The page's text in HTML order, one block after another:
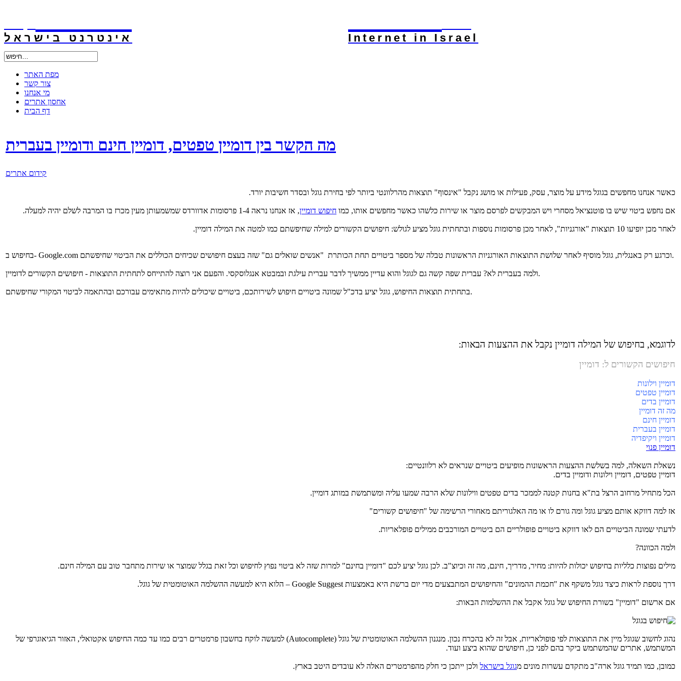
אינטרנט בישראל Internet in Israel
מפת האתר
צור קשר
מי אנחנו
אחסון אתרים
דף הבית
מה הקשר בין דומיין טפטים, דומיין חינם ודומיין בעברית
קידום אתרים
כאשר אנחנו מחפשים בגוגל מידע על מוצר, עסק, פעילות או מושג נקבל "אינסוף" תוצאות מהרלוונטי ביותר לפי בחירת גוגל ובסדר חשיבות יורד.
אם נחפש ביטוי שיש בו פוטנציאל מסחרי ויש המבקשים לפרסם מוצר או שירות כלשהו כאשר מחפשים אותו, כמו חיפוש דומיין, אז אנחנו נראה 1-4 פרסומות אדוורדס שמשמעותן מעין מכרז בו המרבה לשלם יהיה למעלה.
לאחר מכן יופיעו 10 תוצאות "אורגניות", לאחר מכן פרסומות נוספות ובתחתית גוגל מציע לגולש: חיפושים הקשורים למילה שחיפשתם כמו למטה את המילה דומיין.
בחיפוש ב- Google.com וכרגע רק באנגלית, גוגל מוסיף לאחר שלושת התוצאות האורגניות הראשונות טבלה של מספר ביטויים תחת הכותרת "אנשים שואלים גם" שזה בעצם חיפושים שכיחים הכוללים את הביטוי שחיפשתם.
ולמה בעברית לא? עברית שפה קשה גם לגוגל והוא עדיין ממשיך לדבר עברית עילגת ובמבטא אנגלוסקסי. והפעם אני רוצה להתייחס לתחתית התוצאות - חיפושים הקשורים לדומיין.
בתחתית תוצאות החיפוש, גוגל יציע בדכ"ל שמונה ביטויים חיפוש לשירותכם, ביטויים שיכולים להיות מתאימים עבורכם ובהתאמה לביטוי המקורי שחיפשתם.
לדוגמא, בחיפוש של המילה דומיין נקבל את ההצעות הבאות:
חיפושים הקשורים ל: דומיין
דומיין וילונות
דומיין טפטים
דומיין בדים
מה זה דומיין
דומיין חינם
דומיין בעברית
דומיין ויקיפדיה
דומיין פנוי
נשאלת השאלה, למה בשלשת ההצעות הראשונות מופיעים ביטויים שנראים לא רלוונטיים:
דומיין טפטים, דומיין וילונות ודומיין בדים.
הכל מתחיל מרחוב הרצל בת"א בחנות קטנה לממכר בדים טפטים ווילונות שלא הרבה שמעו עליה ומשתמשת במותג דומיין.
אז למה דווקא אותם מציע גוגל ומה גורם לו או מה האלגוריתם מאחורי הרשימה של "חיפושים קשורים"
לדעתי שמונה הביטויים הם לאו דווקא ביטויים פופולריים הם ביטויים המורכבים ממילים פופלאריות.
ולמה הכוונה?
מילים נפוצות כלליות בחיפוש יכולות להיות: מחיר, מדריך, חינם, מה זה וכיוצ"ב. לכן גוגל יציע לכם "דומיין בחינם" למרות שזה לא ביטוי נפוץ לחיפוש וכל זאת בגלל שמוצר או שירות מתחבר טוב עם המילה חינם.
דרך נוספת לראות כיצד גוגל משקף את "חכמת ההמונים" והחיפושים המתבצעים מדי יום ברשת היא באמצעות Google Suggest – הלוא היא למעשה ההשלמה האוטומטית של גוגל.
אם ארשום "דומיין" בשורת החיפוש של גוגל אקבל את ההשלמות הבאות:
נהוג לחשוב שגוגל מיין את התוצאות לפי פופולאריות, אבל זה לא בהכרח נכון. מנגנון ההשלמה האוטומטית של גוגל (Autocomplete) למעשה לוקח בחשבון פרמטרים רבים כמו עד כמה החיפוש אקטואלי, האזור הגיאוגרפי של
המשתמש, אתרים שהמשתמש ביקר בהם לפני כן, חיפושים שהוא ביצע ועוד.
כמובן, כמו תמיד גוגל ארה"ב מתקדם עשרות מונים מגוגל בישראל ולכן ייתכן כי חלק מהפרמטרים האלה לא עובדים היטב בארץ.